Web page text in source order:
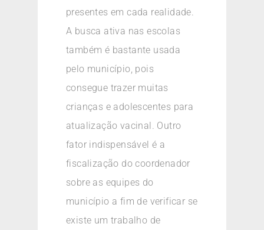
presentes em cada realidade.
A busca ativa nas escolas
também é bastante usada
pelo município, pois
consegue trazer muitas
crianças e adolescentes para
atualização vacinal. Outro
fator indispensável é a
fiscalização do coordenador
sobre as equipes do
município a fim de verificar se
existe um trabalho de